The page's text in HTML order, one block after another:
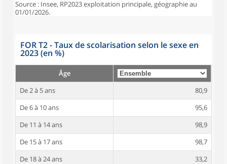
Source : Insee, RP2023 exploitation principale, géographie au
01/01/2026.
FOR T2 - Taux de scolarisation selon le sexe en
2023 (en %)
Âge
De 2 à 5 ans
80,9
De 6 à 10 ans
95,6
De 11 à 14 ans
98,9
De 15 à 17 ans
98,7
De 18 à 24 ans
33,2